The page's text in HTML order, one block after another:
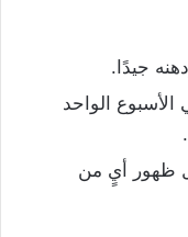
جيدًا.
الواحد
ظهور أيٍ من